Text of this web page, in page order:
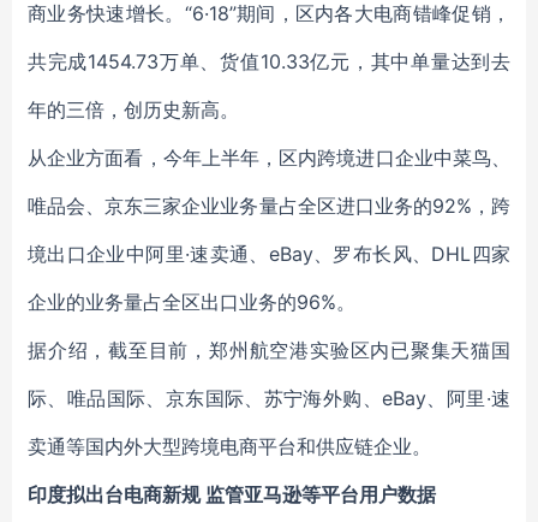
商业务快速增长。“6·18”期间，区内各大电商错峰促销，
共完成1454.73万单、货值10.33亿元，其中单量达到去
年的三倍，创历史新高。
从企业方面看，今年上半年，区内跨境进口企业中菜鸟、
唯品会、京东三家企业业务量占全区进口业务的92%，跨
境出口企业中阿里·速卖通、eBay、罗布长风、DHL四家
企业的业务量占全区出口业务的96%。
据介绍，截至目前，郑州航空港实验区内已聚集天猫国
际、唯品国际、京东国际、苏宁海外购、eBay、阿里·速
卖通等国内外大型跨境电商平台和供应链企业。
印度拟出台电商新规 监管亚马逊等平台用户数据